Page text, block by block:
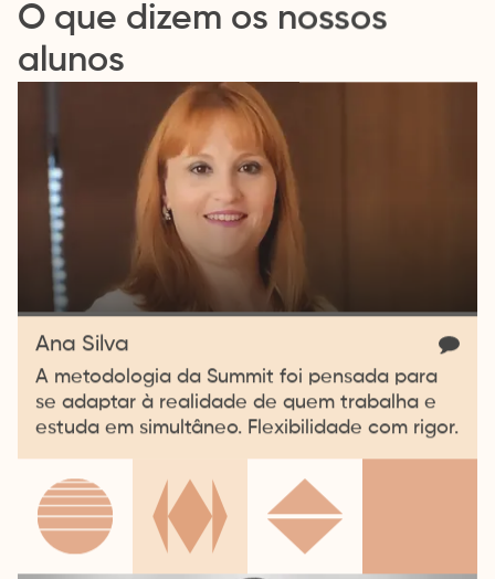
O que dizem os nossos
alunos
Ana Silva
A metodologia da Summit foi pensada para
se adaptar à realidade de quem trabalha e
estuda em simultâneo. Flexibilidade com rigor.